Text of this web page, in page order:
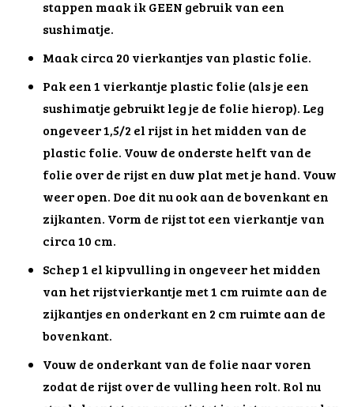
stappen maak ik GEEN gebruik van een
sushimatje.
Maak circa 20 vierkantjes van plastic folie.
Pak een 1 vierkantje plastic folie (als je een
sushimatje gebruikt leg je de folie hierop). Leg
ongeveer 1,5/2 el rijst in het midden van de
plastic folie. Vouw de onderste helft van de
folie over de rijst en duw plat met je hand. Vouw
weer open. Doe dit nu ook aan de bovenkant en
zijkanten. Vorm de rijst tot een vierkantje van
circa 10 cm.
Schep 1 el kipvulling in ongeveer het midden
van het rijstvierkantje met 1 cm ruimte aan de
zijkantjes en onderkant en 2 cm ruimte aan de
bovenkant.
Vouw de onderkant van de folie naar voren
zodat de rijst over de vulling heen rolt. Rol nu